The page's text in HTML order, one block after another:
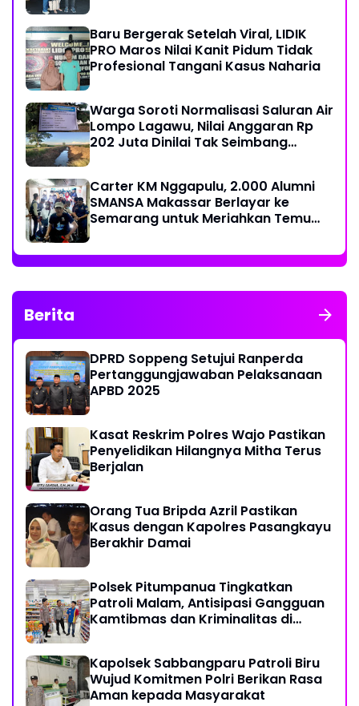
Baru Bergerak Setelah Viral, LIDIK
PRO Maros Nilai Kanit Pidum Tidak
Profesional Tangani Kasus Naharia
Warga Soroti Normalisasi Saluran Air
Lompo Lagawu, Nilai Anggaran Rp
202 Juta Dinilai Tak Seimbang
Carter KM Nggapulu, 2.000 Alumni
SMANSA Makassar Berlayar ke
Semarang untuk Meriahkan Temu
Berita
DPRD Soppeng Setujui Ranperda
Pertanggungjawaban Pelaksanaan
APBD 2025
Kasat Reskrim Polres Wajo Pastikan
Penyelidikan Hilangnya Mitha Terus
Berjalan
Orang Tua Bripda Azril Pastikan
Kasus dengan Kapolres Pasangkayu
Berakhir Damai
Polsek Pitumpanua Tingkatkan
Patroli Malam, Antisipasi Gangguan
Kamtibmas dan Kriminalitas di
Kapolsek Sabbangparu Patroli Biru
Wujud Komitmen Polri Berikan Rasa
Aman kepada Masyarakat